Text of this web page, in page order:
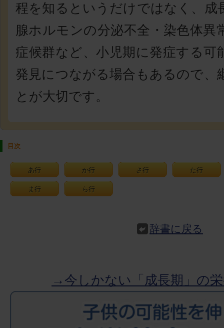
程を知るというだけではなく、成
腺ホルモンの分泌不全・染色体異
症候群など、小児期に発症する可
発見につながる場合もあるので、
とが大切です。
目次
あ行 か行 さ行 た行
ま行 ら行
辞書に戻る
→今しかない「成長期」の